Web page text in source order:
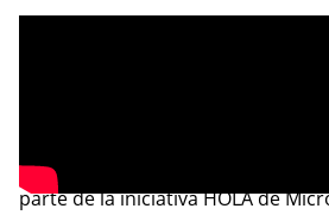
Álvaro Celis proviene de
de Dispositivos y Ventas de
parte de la iniciativa HOLA de